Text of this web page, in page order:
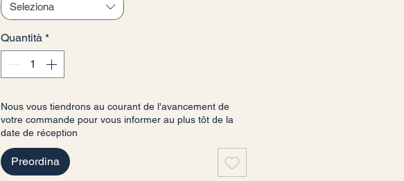
Seleziona
Quantità *
Nous vous tiendrons au courant de l'avancement de
votre commande pour vous informer au plus tôt de la
date de réception
Preordina